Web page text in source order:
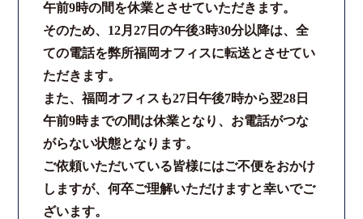
リモート相談
お知らせ
弁護士ブログ
法律相談コラム
サマークラーク・ウィンタークラーク募集
午前9時の間を休業とさせていただきます。
そのため、12月27日の午後3時30分以降は、全
ての電話を弊所福岡オフィスに転送とさせてい
ただきます。
また、福岡オフィスも27日午後7時から翌28日
午前9時までの間は休業となり、お電話がつな
がらない状態となります。
ご依頼いただいている皆様にはご不便をおかけ
しますが、何卒ご理解いただけますと幸いでご
ざいます。